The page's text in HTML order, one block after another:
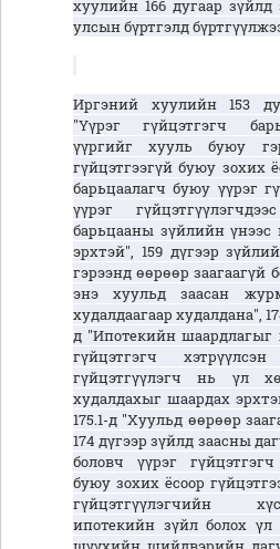
хуулийн 166 дугаар
улсын бүртгэлд
Иргэний хуулийн 153
"Үүрэг гүйцэтгэгч
үүргийг хууль буюу
гүйцэтгээгүй буюу зохих
барьцаалагч буюу үүрэг
үүрэг
барьцааны зүйлийн үнээс
эрхтэй", 159 дүгээр
гэрээнд өөрөөр заагаагүй
энэ хуульд заасан
худалдаагаар худалдана",
д "Ипотекийн шаардлагыг
гүйцэтгэгч
гүйцэтгүүлэгч нь үл
худалдахыг шаардах
175.1-д "Хуульд өөрөөр
174 дүгээр зүйлд заасны
боловч үүрэг
буюу зохих ёсоор
гүйцэтгүүлэгчийн
ипотекийн зүйл болох